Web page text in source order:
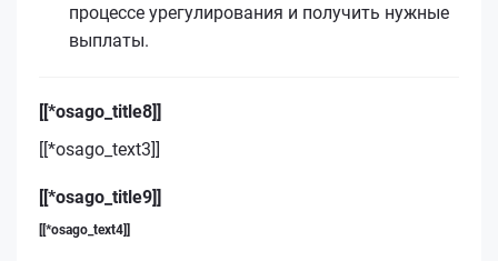
процессе урегулирования и получить нужные
выплаты.
[[*osago_title8]]
[[*osago_text3]]
[[*osago_title9]]
[[*osago_text4]]